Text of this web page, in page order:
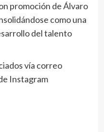
promoción de Álvaro
como una
del talento
vía correo
Instagram